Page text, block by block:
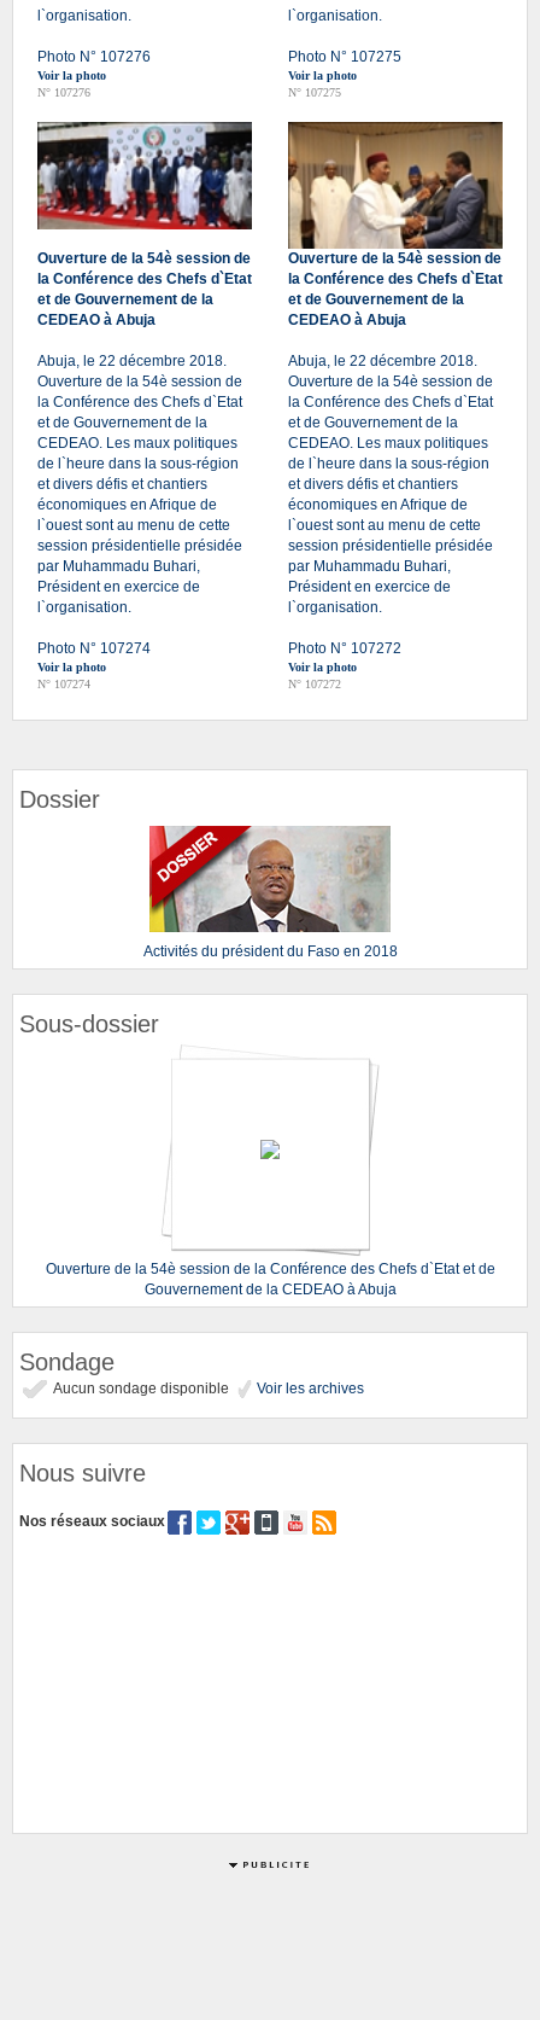
l`organisation.
Photo N° 107276
Voir la photo
N° 107276
l`organisation.
Photo N° 107275
Voir la photo
N° 107275
Ouverture de la 54è session de
la Conférence des Chefs d`Etat
et de Gouvernement de la
CEDEAO à Abuja
Abuja, le 22 décembre 2018.
Ouverture de la 54è session de
la Conférence des Chefs d`Etat
et de Gouvernement de la
CEDEAO. Les maux politiques
de l`heure dans la sous-région
et divers défis et chantiers
économiques en Afrique de
l`ouest sont au menu de cette
session présidentielle présidée
par Muhammadu Buhari,
Président en exercice de
l`organisation.
Photo N° 107274
Voir la photo
N° 107274
Ouverture de la 54è session de
la Conférence des Chefs d`Etat
et de Gouvernement de la
CEDEAO à Abuja
Abuja, le 22 décembre 2018.
Ouverture de la 54è session de
la Conférence des Chefs d`Etat
et de Gouvernement de la
CEDEAO. Les maux politiques
de l`heure dans la sous-région
et divers défis et chantiers
économiques en Afrique de
l`ouest sont au menu de cette
session présidentielle présidée
par Muhammadu Buhari,
Président en exercice de
l`organisation.
Photo N° 107272
Voir la photo
N° 107272
Dossier
Activités du président du Faso en 2018
Sous-dossier
Ouverture de la 54è session de la Conférence des Chefs d`Etat et de
Gouvernement de la CEDEAO à Abuja
Sondage
Aucun sondage disponible Voir les archives
Nous suivre
Nos réseaux sociaux